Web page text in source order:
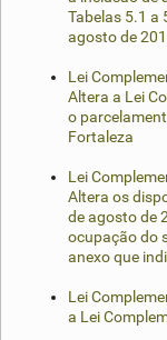
Tabelas 5.1 a
agosto de
Lei
Altera a Lei
o
Fortaleza
Lei
Altera os
de agosto de
ocupação do
anexo que
Lei
a Lei